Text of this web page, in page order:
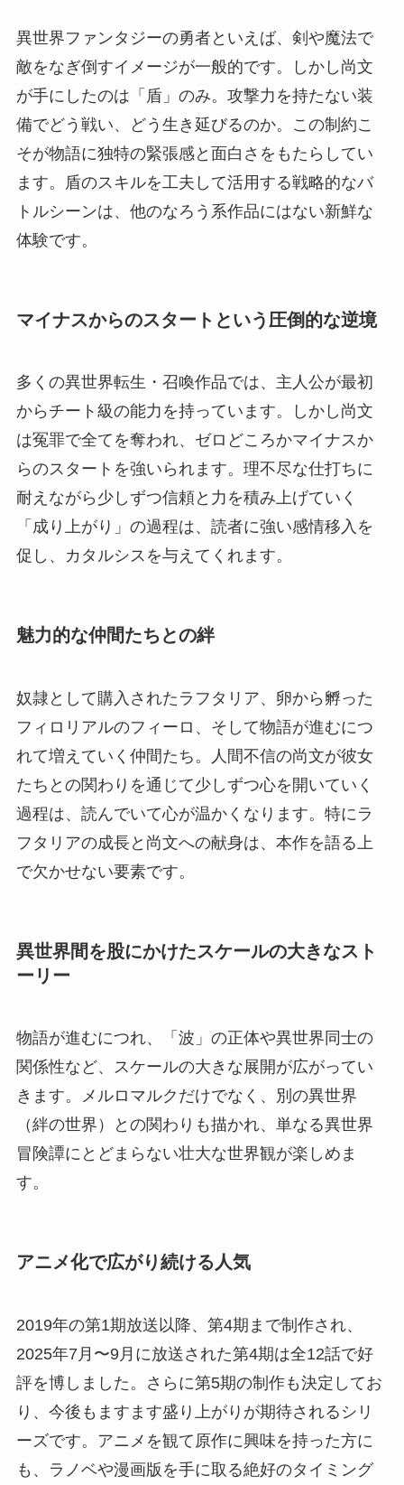
異世界ファンタジーの勇者といえば、剣や魔法で
敵をなぎ倒すイメージが一般的です。しかし尚文
が手にしたのは「盾」のみ。攻撃力を持たない装
備でどう戦い、どう生き延びるのか。この制約こ
そが物語に独特の緊張感と面白さをもたらしてい
ます。盾のスキルを工夫して活用する戦略的なバ
トルシーンは、他のなろう系作品にはない新鮮な
体験です。
マイナスからのスタートという圧倒的な逆境
多くの異世界転生・召喚作品では、主人公が最初
からチート級の能力を持っています。しかし尚文
は冤罪で全てを奪われ、ゼロどころかマイナスか
らのスタートを強いられます。理不尽な仕打ちに
耐えながら少しずつ信頼と力を積み上げていく
「成り上がり」の過程は、読者に強い感情移入を
促し、カタルシスを与えてくれます。
魅力的な仲間たちとの絆
奴隷として購入されたラフタリア、卵から孵った
フィロリアルのフィーロ、そして物語が進むにつ
れて増えていく仲間たち。人間不信の尚文が彼女
たちとの関わりを通じて少しずつ心を開いていく
過程は、読んでいて心が温かくなります。特にラ
フタリアの成長と尚文への献身は、本作を語る上
で欠かせない要素です。
異世界間を股にかけたスケールの大きなスト
ーリー
物語が進むにつれ、「波」の正体や異世界同士の
関係性など、スケールの大きな展開が広がってい
きます。メルロマルクだけでなく、別の異世界
（絆の世界）との関わりも描かれ、単なる異世界
冒険譚にとどまらない壮大な世界観が楽しめま
す。
アニメ化で広がり続ける人気
2019年の第1期放送以降、第4期まで制作され、
2025年7月〜9月に放送された第4期は全12話で好
評を博しました。さらに第5期の制作も決定してお
り、今後もますます盛り上がりが期待されるシリ
ーズです。アニメを観て原作に興味を持った方に
も、ラノベや漫画版を手に取る絶好のタイミング